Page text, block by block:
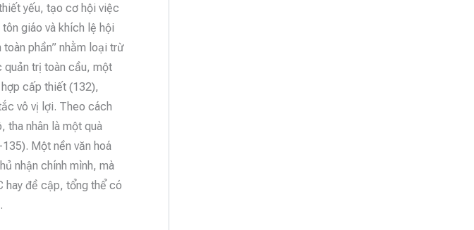
yếu, tạo cơ hội việc
giáo và khích lệ hội
phần” nhằm loại trừ
quản trị toàn cầu, một
cấp thiết (132),
vô vị lợi. Theo cách
tha nhân là một quà
Một nền văn hoá
nhận chính mình, mà
hay đề cập, tổng thể có